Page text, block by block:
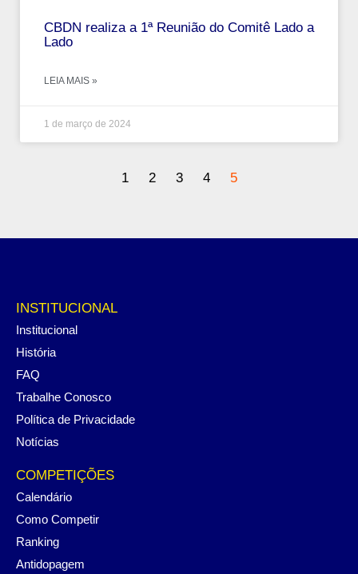
CBDN realiza a 1ª Reunião do Comitê Lado a
Lado
LEIA MAIS »
1 de março de 2024
1 2 3 4 5
INSTITUCIONAL
Institucional
História
FAQ
Trabalhe Conosco
Política de Privacidade
Notícias
COMPETIÇÕES
Calendário
Como Competir
Ranking
Antidopagem